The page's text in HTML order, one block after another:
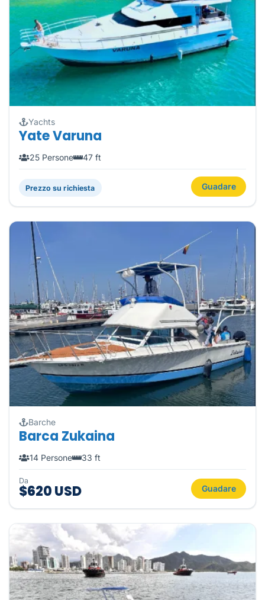
Yachts
Yate Varuna
25 Persone 47 ft
Prezzo su richiesta Guadare
Barche
Barca Zukaina
14 Persone 33 ft
Da
$620 USD Guadare